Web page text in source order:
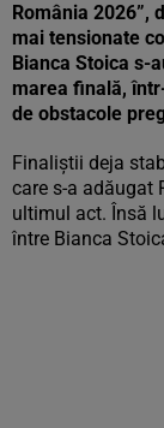
România 2026”,
mai tensionate
Bianca Stoica s-
marea finală,
de obstacole
Finaliștii deja
care s-a adăugat
ultimul act. Însă
între Bianca